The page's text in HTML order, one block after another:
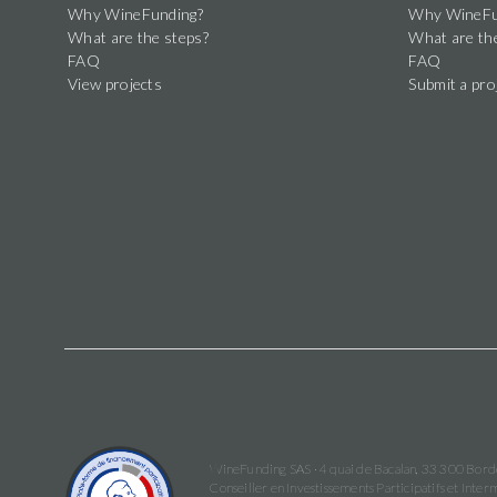
Why WineFunding?
What are the steps?
FAQ
View projects
Why
What are
FAQ
Submit a
WineFunding SAS · 4 quai de Bacalan, 33 300
Conseiller en Investissements Participatifs et